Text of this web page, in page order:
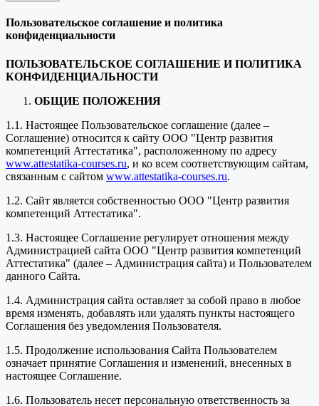
Пользовательское соглашение и политика
конфиденциальности
ПОЛЬЗОВАТЕЛЬСКОЕ СОГЛАШЕНИЕ И ПОЛИТИКА
КОНФИДЕНЦИАЛЬНОСТИ
ОБЩИЕ ПОЛОЖЕНИЯ
1.1. Настоящее Пользовательское соглашение (далее –
Соглашение) относится к сайту ООО "Центр развития
компетенций Аттестатика", расположенному по адресу
www.attestatika-courses.ru, и ко всем соответствующим сайтам,
связанным с сайтом www.attestatika-courses.ru.
1.2. Сайт является собственностью ООО "Центр развития
компетенций Аттестатика".
1.3. Настоящее Соглашение регулирует отношения между
Администрацией сайта ООО "Центр развития компетенций
Аттестатика" (далее – Администрация сайта) и Пользователем
данного Сайта.
1.4. Администрация сайта оставляет за собой право в любое
время изменять, добавлять или удалять пункты настоящего
Соглашения без уведомления Пользователя.
1.5. Продолжение использования Сайта Пользователем
означает принятие Соглашения и изменений, внесенных в
настоящее Соглашение.
1.6. Пользователь несет персональную ответственность за